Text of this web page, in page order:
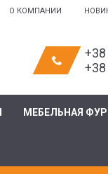
О КОМПАНИИ
МЕБЕЛЬНАЯ